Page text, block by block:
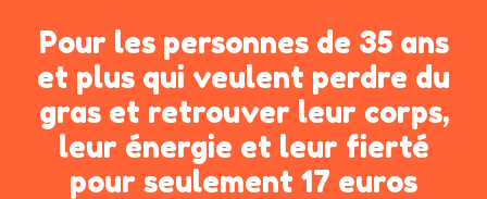
Pour les personnes de 35 ans
et plus qui veulent perdre du
gras et retrouver leur corps,
leur énergie et leur fierté
pour seulement 17 euros